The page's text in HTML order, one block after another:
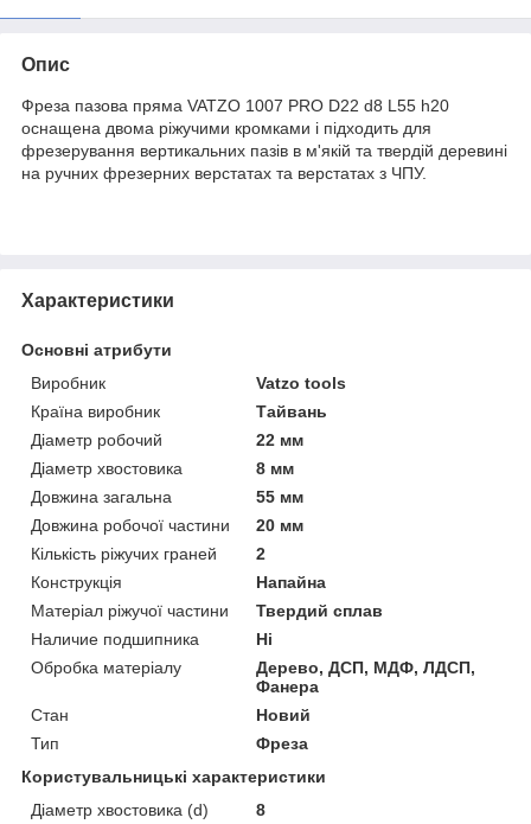
Опис
Фреза пазова пряма VATZO 1007 PRO D22 d8 L55 h20
оснащена двома ріжучими кромками і підходить для
фрезерування вертикальних пазів в м'якій та твердій деревині
на ручних фрезерних верстатах та верстатах з ЧПУ.
Характеристики
Основні атрибути
Виробник
Vatzo tools
Країна виробник
Тайвань
Діаметр робочий
22 мм
Діаметр хвостовика
8 мм
Довжина загальна
55 мм
Довжина робочої частини
20 мм
Кількість ріжучих граней
2
Конструкція
Напайна
Матеріал ріжучої частини
Твердий сплав
Наличие подшипника
Ні
Обробка матеріалу
Дерево, ДСП, МДФ, ЛДСП,
Фанера
Стан
Новий
Тип
Фреза
Користувальницькі характеристики
Діаметр хвостовика (d)
8